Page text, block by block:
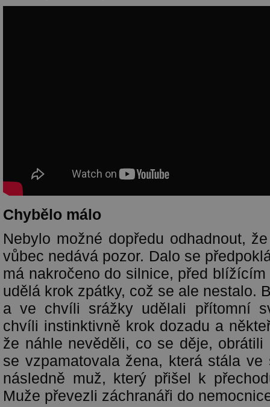
Chybělo málo
Nebylo možné dopředu odhadnout,
vůbec nedává pozor. Dalo se
má nakročeno do silnice, před
udělá krok zpátky, což se ale nestalo.
a ve chvíli srážky udělali přítomní
chvíli instinktivně krok dozadu a
že náhle nevěděli, co se děje, obrátili
se vzpamatovala žena, která stála ve
následně muž, který přišel k
Muže převezli záchranáři do